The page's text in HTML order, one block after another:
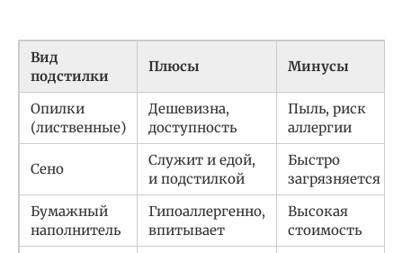
Вид
подстилки
Плюсы Минусы
Опилки
(лиственные)
Дешевизна,
доступность
Пыль, риск
аллергии
Сено
Служит и едой,
и подстилкой
Быстро
загрязняется
Бумажный
наполнитель
Гипоаллергенно,
впитывает
Высокая
стоимость